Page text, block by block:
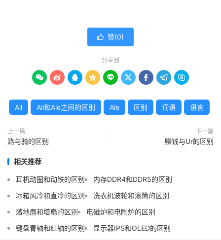
 赞(0)
分享到
        
Ail Ail和Ale之间的区别 Ale 区别 词语 语言
上一篇
路与骑的区别
下一篇
赚钱与Ur的区别
相关推荐
耳机动圈和动铁的区别
内存DDR4和DDR5的区别
冰箱风冷和直冷的区别
洗衣机波轮和滚筒的区别
落地扇和塔扇的区别
电磁炉和电陶炉的区别
键盘青轴和红轴的区别
显示器IPS和OLED的区别